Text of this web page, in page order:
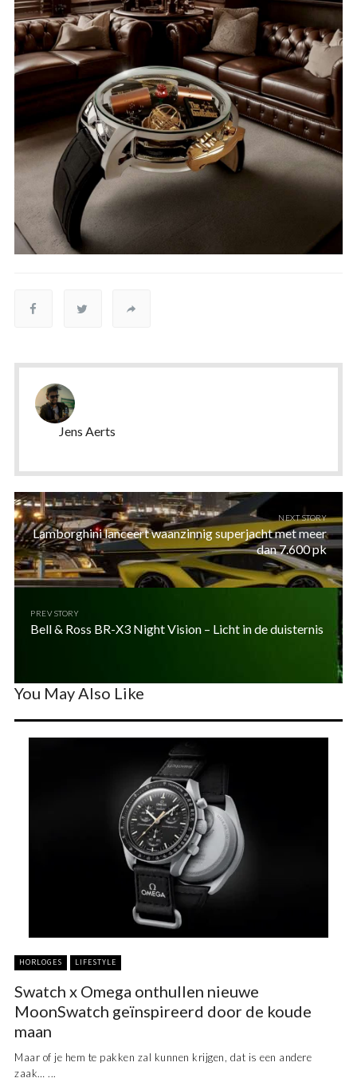
Jens Aerts
NEXT STORY
Lamborghini lanceert waanzinnig superjacht met meer
dan 7.600 pk
PREV STORY
Bell & Ross BR-X3 Night Vision – Licht in de duisternis
You May Also Like
HORLOGES LIFESTYLE
Swatch x Omega onthullen nieuwe
MoonSwatch geïnspireerd door de koude
maan
Maar of je hem te pakken zal kunnen krijgen, dat is een andere
zaak… ...